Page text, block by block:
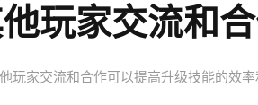
玩家交流和
玩家交流和合作可以提高升级技能的效率